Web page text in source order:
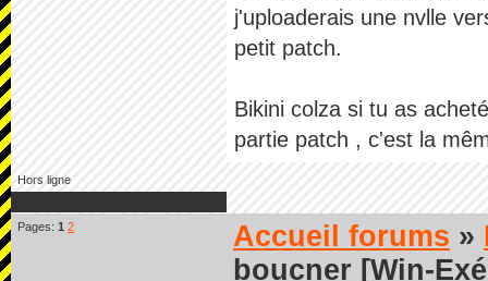
j'uploaderais une nvlle
petit patch.
Bikini colza si tu as
partie patch , c'est la
Hors ligne
Pages: 1 2 Accueil forums »
boucner [Win-